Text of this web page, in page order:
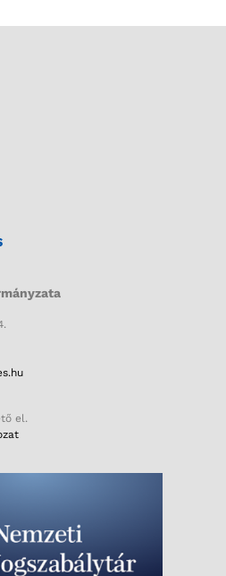
el.